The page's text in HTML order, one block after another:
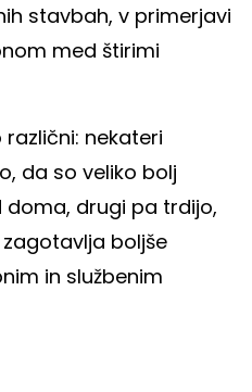
stavbah, v primerjavi
med štirimi
nekateri
da so veliko bolj
doma, drugi pa trdijo,
boljše
in službenim